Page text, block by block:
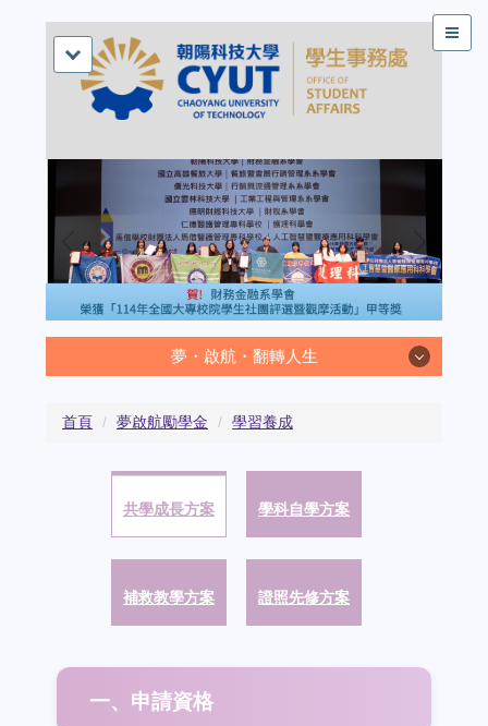
夢・啟航・翻轉人生
首頁 夢啟航勵學金 學習養成
共學成長方案 學科自學方案
補救教學方案 證照先修方案
一、申請資格